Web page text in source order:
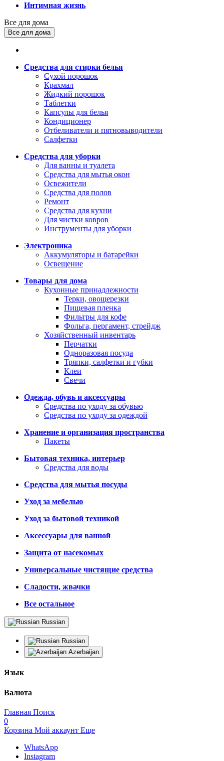
Интимная жизнь
Все для дома
Все для дома
Средства для стирки белья
Сухой порошок
Крахмал
Жидкий порошок
Таблетки
Капсулы для белья
Кондиционер
Отбеливатели и пятновыводители
Салфетки
Средства для уборки
Для ванны и туалета
Средства для мытья окон
Освежители
Средства для полов
Ремонт
Средства для кухни
Для чистки ковров
Инструменты для уборки
Электроника
Аккумуляторы и батарейки
Освещение
Товары для дома
Кухонные принадлежности
Терки, овощерезки
Пищевая пленка
Фильтры для кофе
Фольга, пергамент, стрейдж
Хозяйственный инвентарь
Перчатки
Одноразовая посуда
Тряпки, салфетки и губки
Клеи
Свечи
Одежда, обувь и аксессуары
Средства по уходу за обувью
Средства по уходу за одеждой
Хранение и организация пространства
Пакеты
Бытовая техника, интерьер
Средства для воды
Средства для мытья посуды
Уход за мебелью
Уход за бытовой техникой
Аксессуары для ванной
Защита от насекомых
Универсальные чистящие средства
Сладости, жвачки
Все остальное
Russian
Russian
Azerbaijan
Язык
Валюта
Главная Поиск
0
Корзина Мой аккаунт Еще
WhatsApp
Instagram